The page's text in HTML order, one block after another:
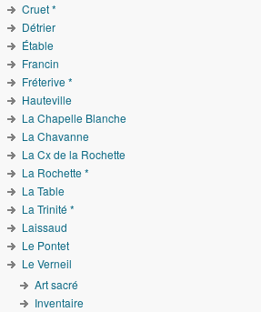
Cruet *
Détrier
Étable
Francin
Fréterive *
Hauteville
La Chapelle Blanche
La Chavanne
La Cx de la Rochette
La Rochette *
La Table
La Trinité *
Laissaud
Le Pontet
Le Verneil
Art sacré
Inventaire